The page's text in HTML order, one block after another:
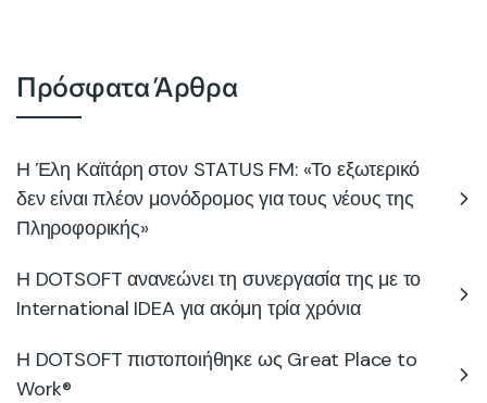
Πρόσφατα Άρθρα
Η Έλη Καϊτάρη στον STATUS FM: «Το εξωτερικό
δεν είναι πλέον μονόδρομος για τους νέους της
Πληροφορικής»
Η DOTSOFT ανανεώνει τη συνεργασία της με το
International IDEA για ακόμη τρία χρόνια
Η DOTSOFT πιστοποιήθηκε ως Great Place to
Work®